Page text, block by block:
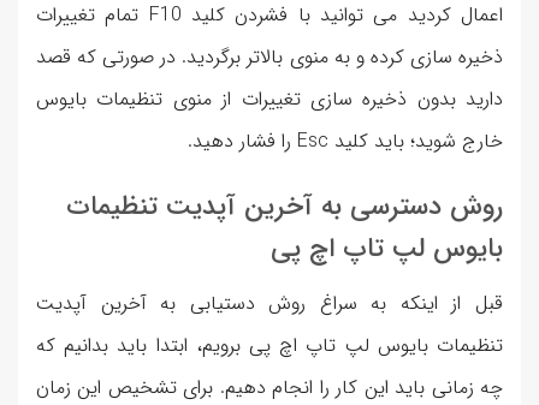
اعمال کردید می توانید با فشردن کلید F10 تمام تغییرات
ذخیره سازی کرده و به منوی بالاتر برگردید. در صورتی که قصد
دارید بدون ذخیره سازی تغییرات از منوی تنظیمات بایوس
خارج شوید؛ باید کلید Esc را فشار دهید.
روش دسترسی به آخرین آپدیت تنظیمات
بایوس لپ تاپ اچ پی
قبل از اینکه به سراغ روش دستیابی به آخرین آپدیت
تنظیمات بایوس لپ تاپ اچ پی برویم، ابتدا باید بدانیم که
چه زمانی باید این کار را انجام دهیم. برای تشخیص این زمان